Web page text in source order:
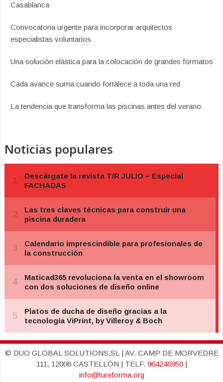
Casablanca
Convocatoria urgente para incorporar arquitectos
especialistas voluntarios
Una solución elástica para la colocación de grandes formatos
Cada avance suma cuando fortalece a toda una red
La tendencia que transforma las piscinas antes del verano
Noticias populares
© DUO GLOBAL SOLUTIONS,SL | AV. CAMP DE MORVEDRE
111, 12006 CASTELLÓN | TELF. 964246950|
info@tureforma.org